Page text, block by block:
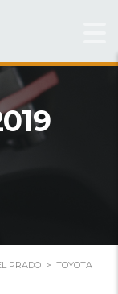
PRADO > TOYOTA